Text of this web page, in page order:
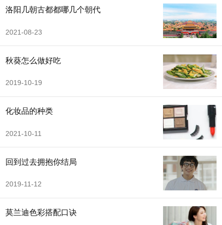
洛阳几朝古都都哪几个朝代
2021-08-23
秋葵怎么做好吃
2019-10-19
化妆品的种类
2021-10-11
回到过去拥抱你结局
2019-11-12
莫兰迪色彩搭配口诀